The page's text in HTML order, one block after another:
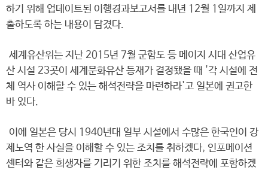
하기 위해 업데이트된 이행경과보고서를 내년 12월 1일까지 제
출하도록 하는 내용이 담겼다.
세계유산위는 지난 2015년 7월 군함도 등 메이지 시대 산업유
산 시설 23곳이 세계문화유산 등재가 결정됐을 때 '각 시설에 전
체 역사 이해할 수 있는 해석전략을 마련하라'고 일본에 권고한
바 있다.
이에 일본은 당시 1940년대 일부 시설에서 수많은 한국인이 강
제노역 한 사실을 이해할 수 있는 조치를 취하겠다, 인포메이션
센터와 같은 희생자를 기리기 위한 조치를 해석전략에 포함하겠